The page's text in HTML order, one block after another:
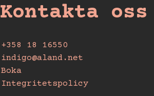
Kontakta oss
+358 18 16550
indigo@aland.net
Boka
Integritetspolicy